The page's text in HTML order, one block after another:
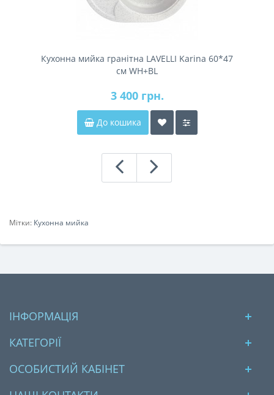
Кухонна мийка гранітна LAVELLI Karina 60*47
см WH+BL
3 400 грн.
До кошика
Мітки: Кухонна мийка
ІНФОРМАЦІЯ
КАТЕГОРІЇ
ОСОБИСТИЙ КАБІНЕТ